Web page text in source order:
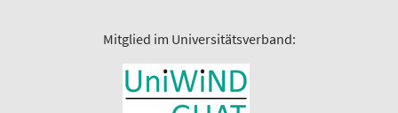
Mitglied im Universitätsverband: